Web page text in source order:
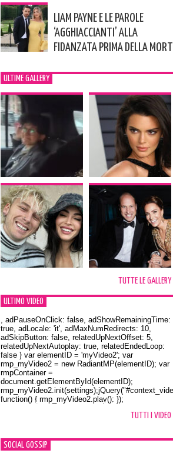
LIAM PAYNE E LE PAROLE
‘AGGHIACCIANTI’ ALLA
FIDANZATA PRIMA DELLA
ULTIME GALLERY
TUTTE LE
ULTIMO VIDEO
Orlando Bloom e la t-shirt dedicata a Flynn
, adPauseOnClick: false, adShowRemainingTime:
true, adLocale: 'it', adMaxNumRedirects: 10,
adSkipButton: false, relatedUpNextOffset: 5,
relatedUpNextAutoplay: true, relatedEndedLoop:
false } var elementID = 'myVideo2'; var
rmp_myVideo2 = new RadiantMP(elementID); var
rmpContainer =
document.getElementById(elementID);
function() { rmp_myVideo2.play(); });
TUTTI I
SOCIAL GOSSIP